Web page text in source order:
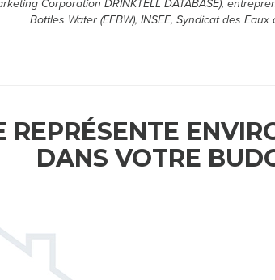
Corporation DRINKTELL DATABASE),
Bottles Water (EFBW), INSEE, Syndicat des Eaux
REPRÉSENTE
DANS VOTRE